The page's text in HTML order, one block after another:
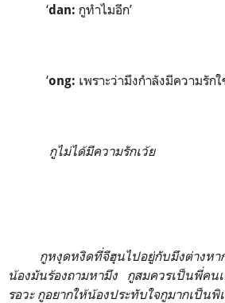
‘dan: กูทำไมอีก’
‘ong: เพราะว่ามึงกำลังมีความรัก
กูไม่ได้มีความรักเว้ย
กูหงุดหงิดที่จีฮุนไปอยู่กับมึงต่างหาก
น้องมันร้องถามหามึง กูสมควรเป็นพี่คน
รอวะ กูอยากให้น้องประทับใจกูมากเป็นพิ